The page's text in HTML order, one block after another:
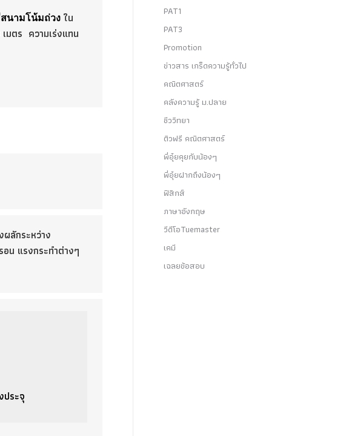
นามโน้มถ่วง ใน
มตร ความเร่งแทน
ลักระหว่าง
น แรงกระทำต่างๆ
ประจุ
PAT1
PAT3
Promotion
ข่าวสาร เกร็ดความรู้ทั่วไป
คณิตศาสตร์
คลังความรู้ ม.ปลาย
ชีววิทยา
ติวฟรี คณิตศาสตร์
พี่อุ๋ยคุยกับน้องๆ
พี่อุ๋ยฝากถึงน้องๆ
ฟิสิกส์
ภาษาอังกฤษ
วีดีโอTuemaster
เคมี
เฉลยข้อสอบ